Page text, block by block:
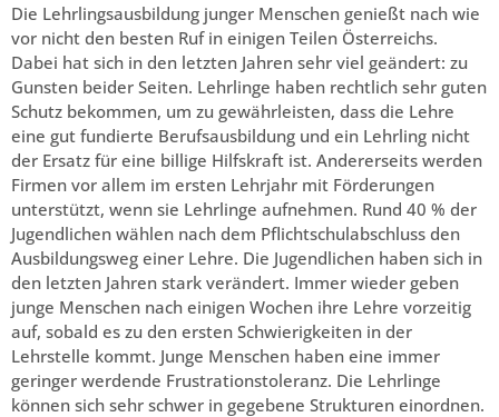
Die Lehrlingsausbildung junger Menschen genießt nach wie
vor nicht den besten Ruf in einigen Teilen Österreichs.
Dabei hat sich in den letzten Jahren sehr viel geändert: zu
Gunsten beider Seiten. Lehrlinge haben rechtlich sehr guten
Schutz bekommen, um zu gewährleisten, dass die Lehre
eine gut fundierte Berufsausbildung und ein Lehrling nicht
der Ersatz für eine billige Hilfskraft ist. Andererseits werden
Firmen vor allem im ersten Lehrjahr mit Förderungen
unterstützt, wenn sie Lehrlinge aufnehmen. Rund 40 % der
Jugendlichen wählen nach dem Pflichtschulabschluss den
Ausbildungsweg einer Lehre. Die Jugendlichen haben sich in
den letzten Jahren stark verändert. Immer wieder geben
junge Menschen nach einigen Wochen ihre Lehre vorzeitig
auf, sobald es zu den ersten Schwierigkeiten in der
Lehrstelle kommt. Junge Menschen haben eine immer
geringer werdende Frustrationstoleranz. Die Lehrlinge
können sich sehr schwer in gegebene Strukturen einordnen.